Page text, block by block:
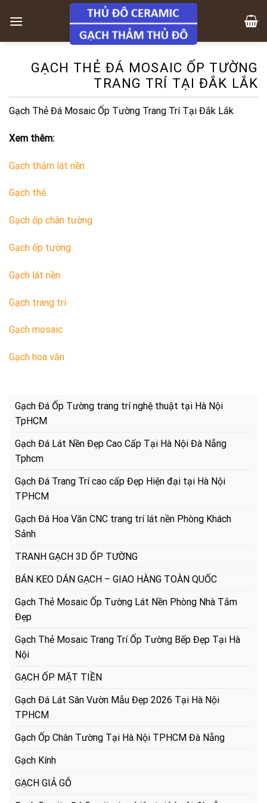
GẠCH THẺ ĐÁ MOSAIC ỐP TƯỜNG
TRANG TRÍ TẠI ĐẮK LẮK
Gạch Thẻ Đá Mosaic Ốp Tường Trang Trí Tại Đắk Lắk
Xem thêm:
Gạch thảm lát nền
Gạch thẻ
Gạch ốp chân tường
Gạch ốp tường
Gạch lát nền
Gạch trang trí
Gạch mosaic
Gạch hoa văn
Gạch Đá Ốp Tường trang trí nghệ thuật tại Hà Nội
TpHCM
Gạch Đá Lát Nền Đẹp Cao Cấp Tại Hà Nội Đà Nẵng
Tphcm
Gạch Đá Trang Trí cao cấp Đẹp Hiện đại tại Hà Nội
TPHCM
Gạch Đá Hoa Văn CNC trang trí lát nền Phòng Khách
Sảnh
TRANH GẠCH 3D ỐP TƯỜNG
BÁN KEO DÁN GẠCH – GIAO HÀNG TOÀN QUỐC
Gạch Thẻ Mosaic Ốp Tường Lát Nền Phòng Nhà Tắm
Đẹp
Gạch Thẻ Mosaic Trang Trí Ốp Tường Bếp Đẹp Tại Hà
Nội
GẠCH ỐP MẶT TIỀN
Gạch Đá Lát Sân Vườn Mẫu Đẹp 2026 Tại Hà Nội
TPHCM
Gạch Ốp Chân Tường Tại Hà Nội TPHCM Đà Nẵng
Gạch Kính
GẠCH GIẢ GỖ